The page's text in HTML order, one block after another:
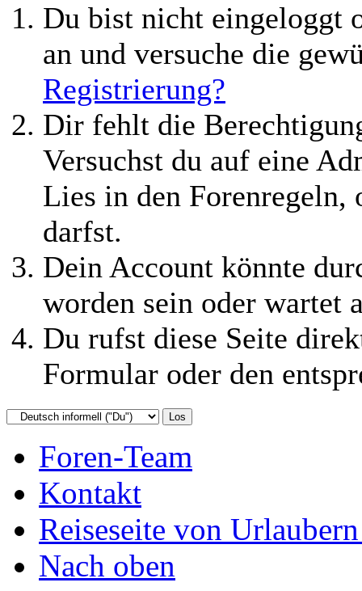
Du bist nicht eingeloggt
an und versuche die
Registrierung?
Dir fehlt die
Versuchst du auf eine
Lies in den Forenregeln,
darfst.
Dein Account könnte
worden sein oder wartet
Du rufst diese Seite
Formular oder den
Foren-Team
Kontakt
Reiseseite von
Nach oben